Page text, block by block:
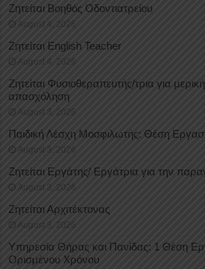
Ζητείται Βοηθός Οδοντιατρείου
August 4, 2026
Ζητείται English Teacher
August 4, 2026
Ζητείται Φυσιοθεραπευτής/τρια για
απασχόληση
August 3, 2026
Παιδική Λέσχη Μοσφιλωτής: Θέση
August 3, 2026
Ζητείται Εργάτης/ Εργάτρια για την
August 3, 2026
Ζητείται Αρχιτέκτονας
August 3, 2026
Υπηρεσία Θήρας και Πανίδας: 1 Θέση
Oρισμένου Xρόνου